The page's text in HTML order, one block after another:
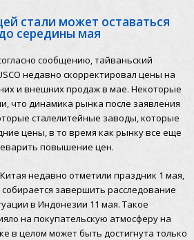
стали может оставаться
середины мая
сообщению, тайваньский
недавно скорректировал цены на
и внешних продаж в мае. Некоторые
что динамика рынка после заявления
сталелитейные заводы, которые
цены, в то время как рынку все еще
повышение цен.
недавно отметили праздник 1 мая,
завершить расследование
в Индонезии 11 мая. Такое
на покупательскую атмосферу на
в целом может быть достигнута только